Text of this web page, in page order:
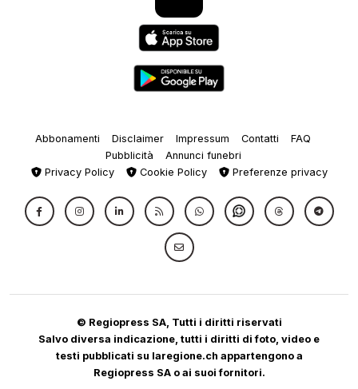
Abbonamenti Disclaimer Impressum Contatti
FAQ
Pubblicità
Annunci funebri
Privacy Policy
Cookie Policy Preferenze privacy
© Regiopress SA, Tutti i diritti riservati
Salvo diversa indicazione, tutti i diritti di foto, video e
testi pubblicati su laregione.ch appartengono a
Regiopress SA o ai suoi fornitori.